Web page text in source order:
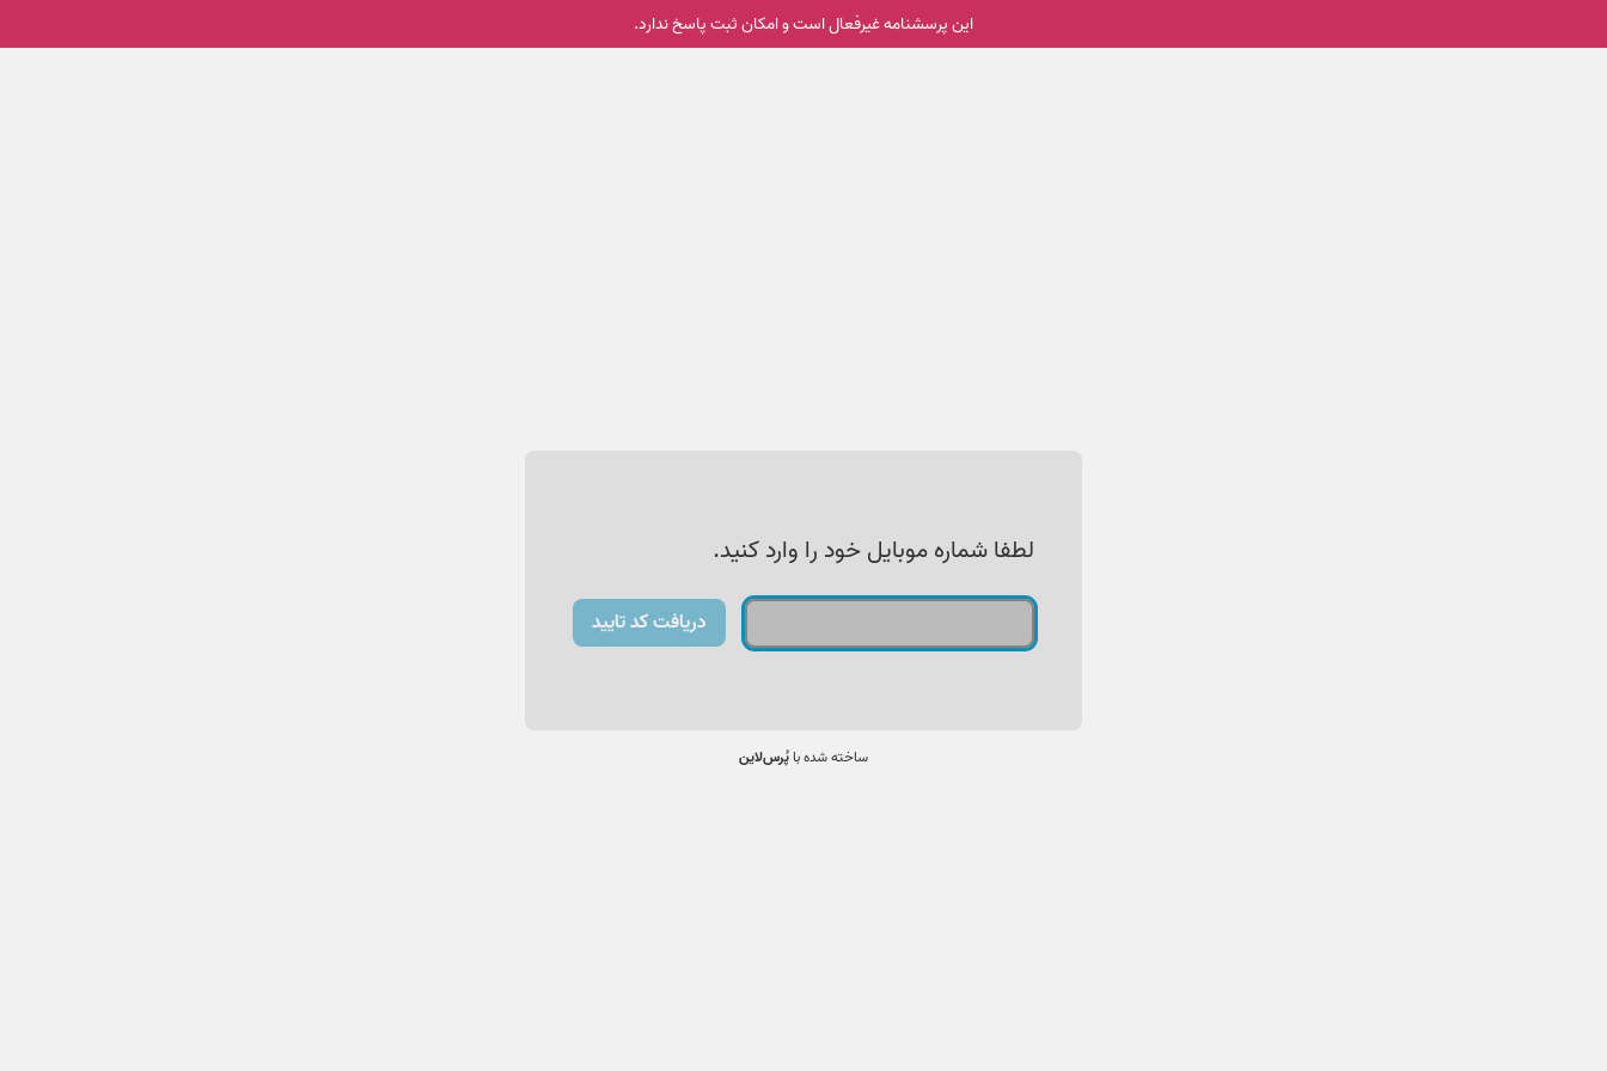
این پرسشنامه غیر‌فعال است و امکان ثبت پاسخ ندارد.
لطفا شماره موبایل خود را وارد کنید.
دریافت کد تایید
ساخته شده باپُرس‌لاین